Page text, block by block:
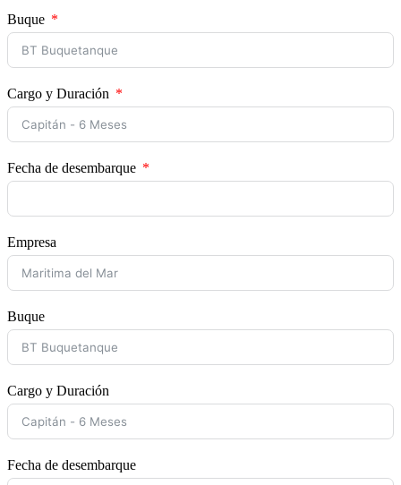
Buque
Cargo y Duración
Fecha de desembarque
Empresa
Buque
Cargo y Duración
Fecha de desembarque